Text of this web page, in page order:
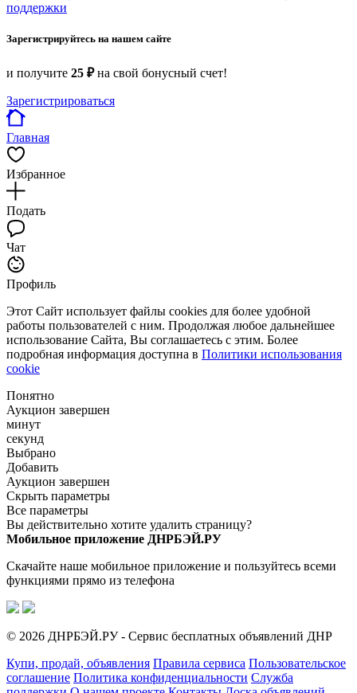
поддержки
Зарегистрируйтесь на нашем сайте
и получите 25 ₽на свой бонусный счет!
Зарегистрироваться
Главная
Избранное
Подать
Чат
Профиль
Этот Сайт использует файлы cookies для более удобной
работы пользователей с ним. Продолжая любое дальнейшее
использование Сайта, Вы соглашаетесь с этим. Более
подробная информация доступна в Политики использования
cookie
Понятно
Аукцион завершен
минут
секунд
Выбрано
Добавить
Аукцион завершен
Скрыть параметры
Все параметры
Вы действительно хотите удалить страницу?
Мобильное приложение ДНРБЭЙ.РУ
Скачайте наше мобильное приложение и пользуйтесь всеми
функциями прямо из телефона
© 2026 ДНРБЭЙ.РУ - Сервис бесплатных объявлений ДНР
Купи, продай, объявления Правила сервиса Пользовательское
соглашение Политика конфиденциальности Служба